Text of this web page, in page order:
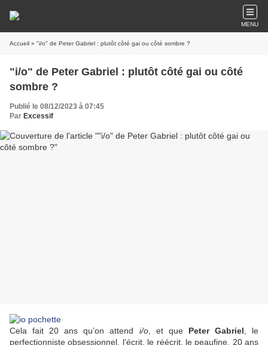
MENU
Accueil » "i/o" de Peter Gabriel : plutôt côté gai ou côté sombre ?
"i/o" de Peter Gabriel : plutôt côté gai ou côté
sombre ?
Publié le 08/12/2023 à 07:45
Par Excessif
Cela fait 20 ans qu’on attend i/o, et que Peter Gabriel , le
perfectionniste obsessionnel, l’écrit, le réécrit, le peaufine. 20 ans